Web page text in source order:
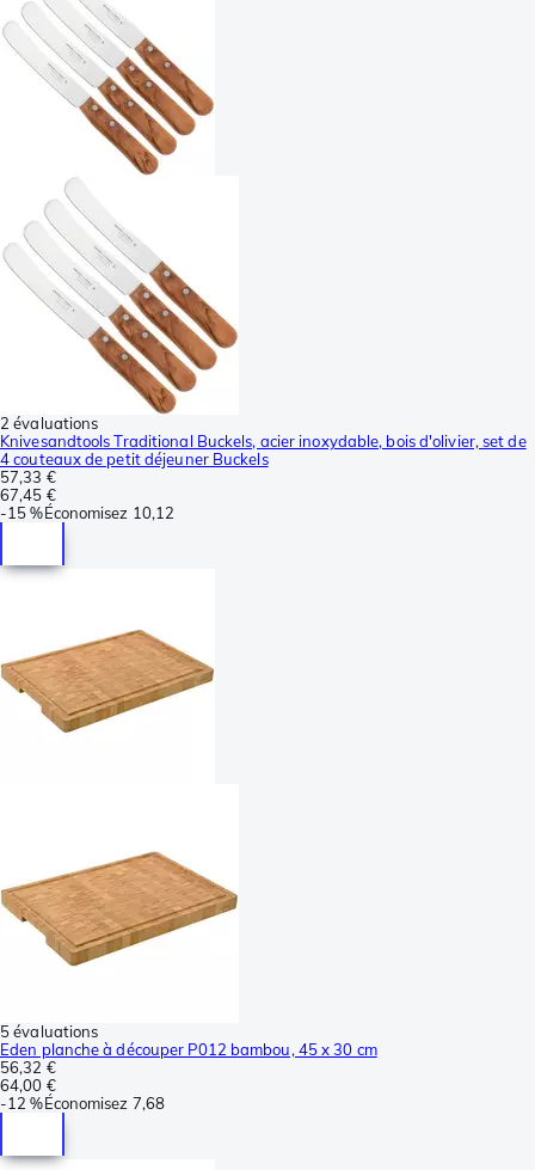
2 évaluations
Knivesandtools Traditional Buckels, acier inoxydable, bois d'olivier, set de
4 couteaux de petit déjeuner Buckels
57,33 €
67,45 €
-15 %Économisez 10,12
5 évaluations
Eden planche à découper P012 bambou, 45 x 30 cm
56,32 €
64,00 €
-12 %Économisez 7,68